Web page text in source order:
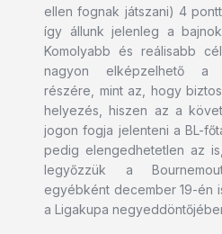
ellen fognak játszani) 4
így állunk jelenleg a
Komolyabb és reálisabb
nagyon elképzelhető a
részére, mint az, hogy
helyezés, hiszen az a
jogon fogja jelenteni a BL-
pedig elengedhetetlen az
legyőzzük a
egyébként december 19-én
a Ligakupa